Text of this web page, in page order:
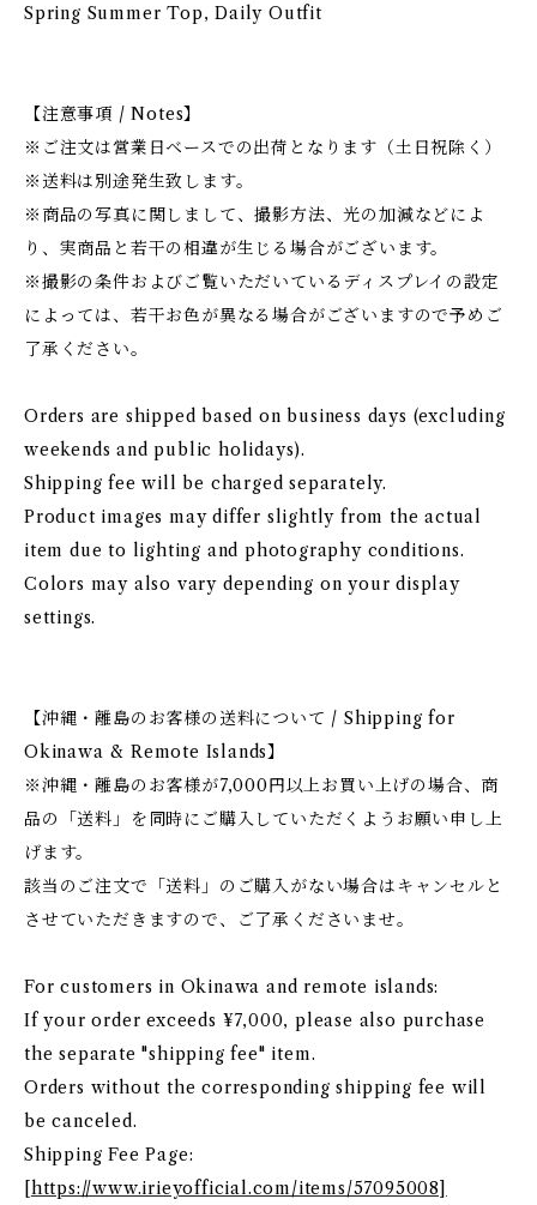
Spring Summer Top, Daily Outfit
【注意事項 / Notes】
※ご注文は営業日ベースでの出荷となります（土日祝除く）
※送料は別途発生致します。
※商品の写真に関しまして、撮影方法、光の加減などによ
り、実商品と若干の相違が生じる場合がございます。
※撮影の条件およびご覧いただいているディスプレイの設定
によっては、若干お色が異なる場合がございますので予めご
了承ください。
Orders are shipped based on business days (excluding
weekends and public holidays).
Shipping fee will be charged separately.
Product images may differ slightly from the actual
item due to lighting and photography conditions.
Colors may also vary depending on your display
settings.
【沖縄・離島のお客様の送料について / Shipping for
Okinawa & Remote Islands】
※沖縄・離島のお客様が7,000円以上お買い上げの場合、商
品の「送料」を同時にご購入していただくようお願い申し上
げます。
該当のご注文で「送料」のご購入がない場合はキャンセルと
させていただきますので、ご了承くださいませ。
For customers in Okinawa and remote islands:
If your order exceeds ¥7,000, please also purchase
the separate "shipping fee" item.
Orders without the corresponding shipping fee will
be canceled.
Shipping Fee Page:
[https://www.irieyofficial.com/items/57095008]